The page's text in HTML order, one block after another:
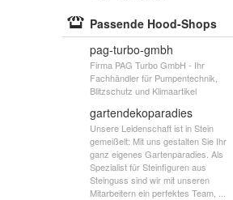
Passende Hood-Shops
pag-turbo-gmbh
Firma PAG Turbo GmbH - Ihr
Fachhändler für Pumpentechnik,
Blitzschutz und Klimaartikel
gartendekoparadies
Unsere Leidenschaft ist in Stein
gemeißelt: Mit uns gestalten Sie Ihr
ganz eigenes Gartenparadies. Als
Spezialist für Steinfiguren aus
Steinguss sind wir mit unseren
Mitarbeitern ein perfektes Team, ...